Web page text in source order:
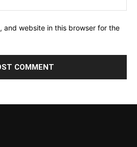
and website in this browser for the